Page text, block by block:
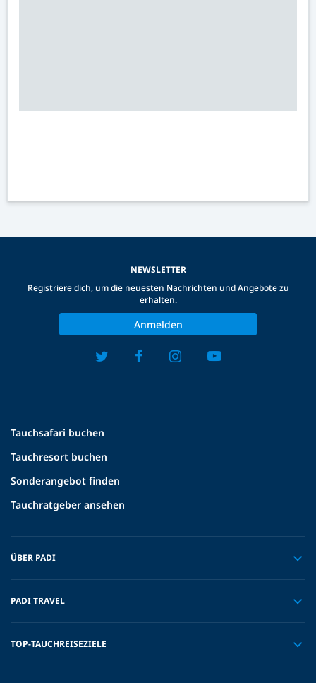
Tauchsafari buchen
Tauchresort buchen
Sonderangebot finden
Tauchratgeber ansehen
ÜBER PADI
PADI TRAVEL
TOP-TAUCHREISEZIELE
NEWSLETTER
Registriere dich, um die neuesten Nachrichten und Angebote zu
erhalten.
Anmelden